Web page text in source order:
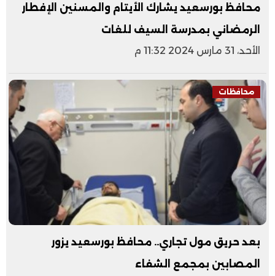
محافظ بورسعيد يشارك الأيتام والمسنين الإفطار
الرمضاني بمدرسة السيف للغات
الأحد، 31 مارس 2024 11:32 م
محافظات
بعد حريق مول تجاري.. محافظ بورسعيد يزور
المصابين بمجمع الشفاء